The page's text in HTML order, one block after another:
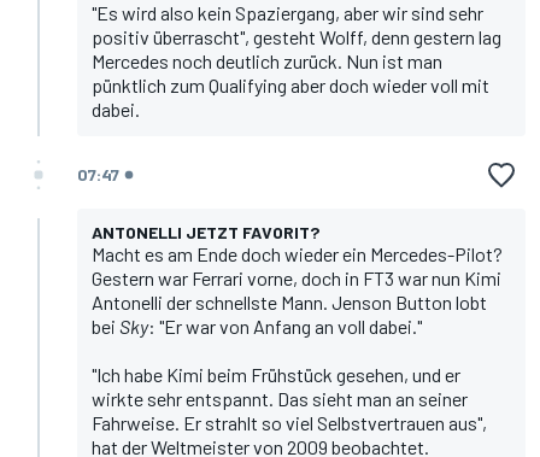
"Es wird also kein Spaziergang, aber wir sind sehr
positiv überrascht", gesteht Wolff, denn gestern lag
Mercedes noch deutlich zurück. Nun ist man
pünktlich zum Qualifying aber doch wieder voll mit
dabei.
07:47
ANTONELLI JETZT FAVORIT?
Macht es am Ende doch wieder ein Mercedes-Pilot?
Gestern war Ferrari vorne, doch in FT3 war nun Kimi
Antonelli der schnellste Mann. Jenson Button lobt
bei Sky: "Er war von Anfang an voll dabei."
"Ich habe Kimi beim Frühstück gesehen, und er
wirkte sehr entspannt. Das sieht man an seiner
Fahrweise. Er strahlt so viel Selbstvertrauen aus",
hat der Weltmeister von 2009 beobachtet.